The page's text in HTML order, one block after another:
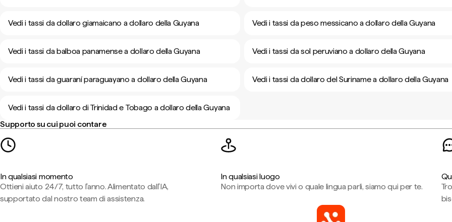
Vedi i tassi da dollaro giamaicano a dollaro della Guyana Vedi i tassi da peso messicano a dollaro della Guyana
Vedi i tassi da balboa panamense a dollaro della Guyana Vedi i tassi da sol peruviano a dollaro della Guyana
Vedi i tassi da guaraní paraguayano a dollaro della Guyana Vedi i tassi da dollaro del Suriname a dollaro della Guyana
Vedi i tassi da dollaro di Trinidad e Tobago a dollaro della Guyana
Supporto su cui puoi contare
In qualsiasi momento
Ottieni aiuto 24/7, tutto l'anno. Alimentato dall'IA,
supportato dal nostro team di assistenza.
In qualsiasi luogo
Non importa dove vivi o quale lingua parli, siamo qui per te.